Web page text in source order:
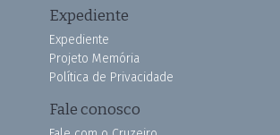
Expediente
Expediente
Projeto Memória
Política de Privacidade
Fale conosco